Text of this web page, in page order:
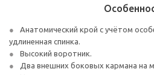
Анатомический крой с учётом
удлиненная спинка.
Высокий воротник.
Два внешних боковых кармана на